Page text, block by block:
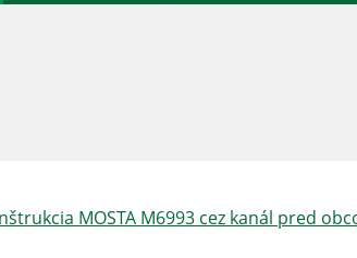
MOSTA M6993 cez kanál pred